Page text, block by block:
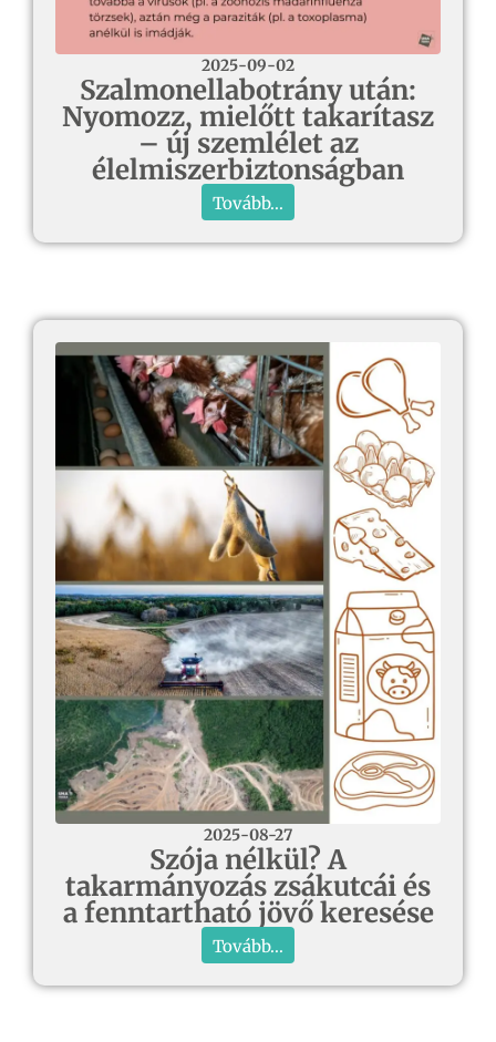
2025-09-02
Szalmonellabotrány után:
Nyomozz, mielőtt takarítasz
– új szemlélet az
élelmiszerbiztonságban
Tovább...
2025-08-27
Szója nélkül? A
takarmányozás zsákutcái és
a fenntartható jövő keresése
Tovább...